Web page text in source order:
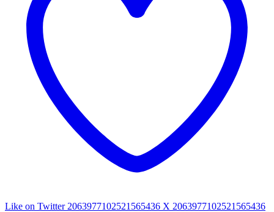
Like on Twitter 2063977102521565436 X 2063977102521565436